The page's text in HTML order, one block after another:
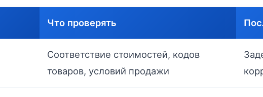
Что проверять
Соответствие стоимостей, кодов
товаров, условий продажи